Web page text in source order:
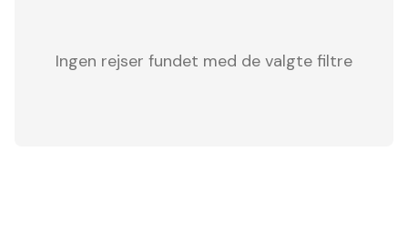
Ingen rejser fundet med de valgte filtre